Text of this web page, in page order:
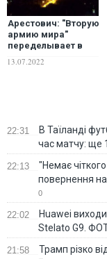
Арестович: "Вторую
армию мира"
переделывает в
двухсотую
маленький,
13.07.2022
22:31
В Таїланді
час матчу: ще
22:13
"Немає
повернення на
0
22:02
Huawei
Stelato G9.
21:58
Трамп різко